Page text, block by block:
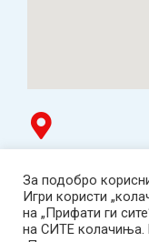
ТЦ Буњаковец - 1. кат,
Tел: 078 669 482
Работно време: пон-пет
2001-2026
За подобро
Игри користи
на „Прифати ги
на СИТЕ колачиња.